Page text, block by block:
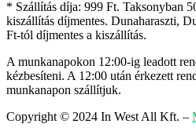
* Szállítás díja: 999 Ft. Taksonyban
kiszállítás díjmentes. Dunaharaszti,
Ft-tól díjmentes a kiszállítás.
A munkanapokon 12:00-ig leadott
kézbesíteni. A 12:00 után érkezett
munkanapon szállítjuk.
Copyright © 2024 In West All Kft. –